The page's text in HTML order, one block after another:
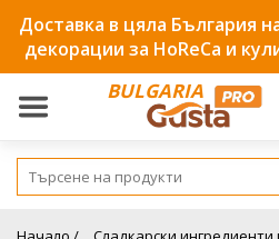
Доставка в цяла България
декорации за HoReCa и
BULGARIA